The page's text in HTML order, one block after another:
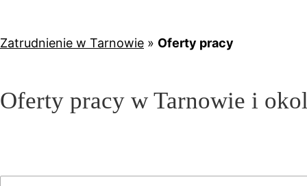
Zatrudnienie w Tarnowie » Oferty pracy
Oferty pracy w Tarnowie i